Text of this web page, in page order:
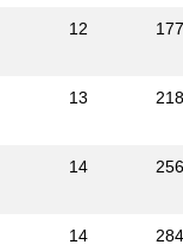
12 177
13 218
14 256
14 284